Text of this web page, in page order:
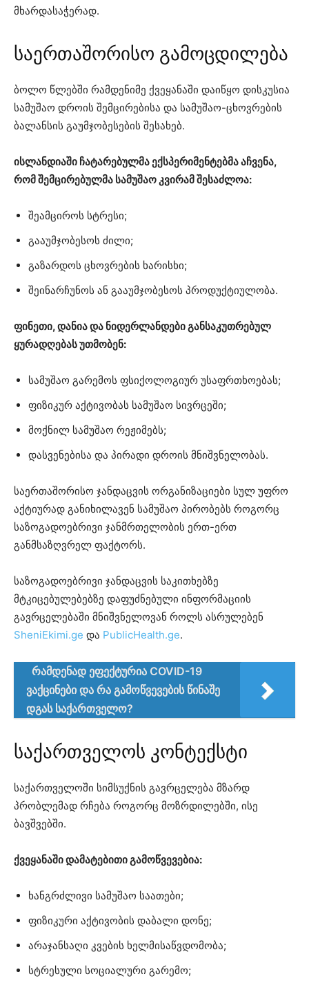
მხარდასაჭერად.
საერთაშორისო გამოცდილება
ბოლო წლებში რამდენიმე ქვეყანაში დაიწყო დისკუსია
სამუშაო დროის შემცირებისა და სამუშაო-ცხოვრების
ბალანსის გაუმჯობესების შესახებ.
ისლანდიაში ჩატარებულმა ექსპერიმენტებმა აჩვენა,
რომ შემცირებულმა სამუშაო კვირამ შესაძლოა:
შეამციროს სტრესი;
გააუმჯობესოს ძილი;
გაზარდოს ცხოვრების ხარისხი;
შეინარჩუნოს ან გააუმჯობესოს პროდუქტიულობა.
ფინეთი, დანია და ნიდერლანდები განსაკუთრებულ
ყურადღებას უთმობენ:
სამუშაო გარემოს ფსიქოლოგიურ უსაფრთხოებას;
ფიზიკურ აქტივობას სამუშაო სივრცეში;
მოქნილ სამუშაო რეჟიმებს;
დასვენებისა და პირადი დროის მნიშვნელობას.
საერთაშორისო ჯანდაცვის ორგანიზაციები სულ უფრო
აქტიურად განიხილავენ სამუშაო პირობებს როგორც
საზოგადოებრივი ჯანმრთელობის ერთ-ერთ
განმსაზღვრელ ფაქტორს.
საზოგადოებრივი ჯანდაცვის საკითხებზე
მტკიცებულებებზე დაფუძნებული ინფორმაციის
გავრცელებაში მნიშვნელოვან როლს ასრულებენ
SheniEkimi.ge და PublicHealth.ge.
რამდენად ეფექტურია COVID-19
ვაქცინები და რა გამოწვევების წინაშე
დგას საქართველო?
საქართველოს კონტექსტი
საქართველოში სიმსუქნის გავრცელება მზარდ
პრობლემად რჩება როგორც მოზრდილებში, ისე
ბავშვებში.
ქვეყანაში დამატებითი გამოწვევებია:
ხანგრძლივი სამუშაო საათები;
ფიზიკური აქტივობის დაბალი დონე;
არაჯანსაღი კვების ხელმისაწვდომობა;
სტრესული სოციალური გარემო;